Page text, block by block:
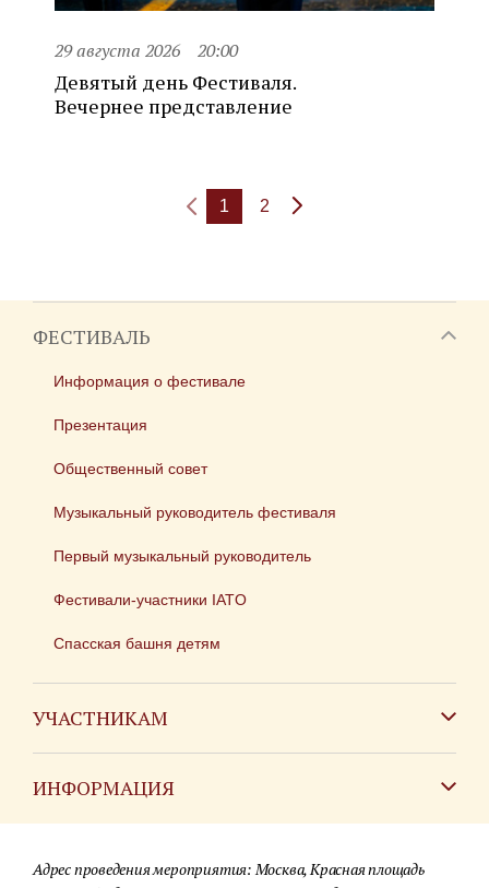
29 августа 2026 20:00
Девятый день Фестиваля.
Вечернее представление
1 2
ФЕСТИВАЛЬ
Информация о фестивале
Презентация
Общественный совет
Музыкальный руководитель фестиваля
Первый музыкальный руководитель
Фестивали-участники IATO
Спасская башня детям
УЧАСТНИКАМ
ИНФОРМАЦИЯ
Для СМИ
Адрес проведения мероприятия: Москва, Красная площадь